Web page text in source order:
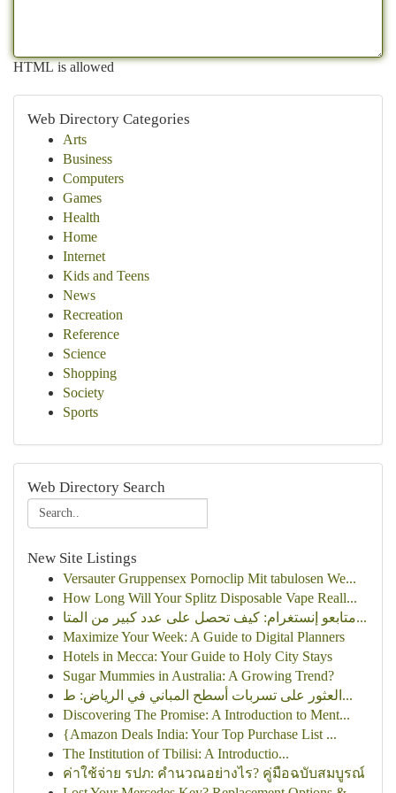
HTML is allowed
Web Directory Categories
Arts
Business
Computers
Games
Health
Home
Internet
Kids and Teens
News
Recreation
Reference
Science
Shopping
Society
Sports
Web Directory Search
New Site Listings
Versauter Gruppensex Pornoclip Mit tabulosen We...
How Long Will Your Splitz Disposable Vape Reall...
متابعو إنستغرام: كيف تحصل على عدد كبير من المتا...
Maximize Your Week: A Guide to Digital Planners
Hotels in Mecca: Your Guide to Holy City Stays
Sugar Mummies in Australia: A Growing Trend?
العثور على تسربات أسطح المباني في الرياض: ط...
Discovering The Promise: A Introduction to Ment...
{Amazon Deals India: Your Top Purchase List ...
The Institution of Tbilisi: A Introductio...
ค่าใช้จ่าย รปภ: คำนวณอย่างไร? คู่มือฉบับสมบูรณ์